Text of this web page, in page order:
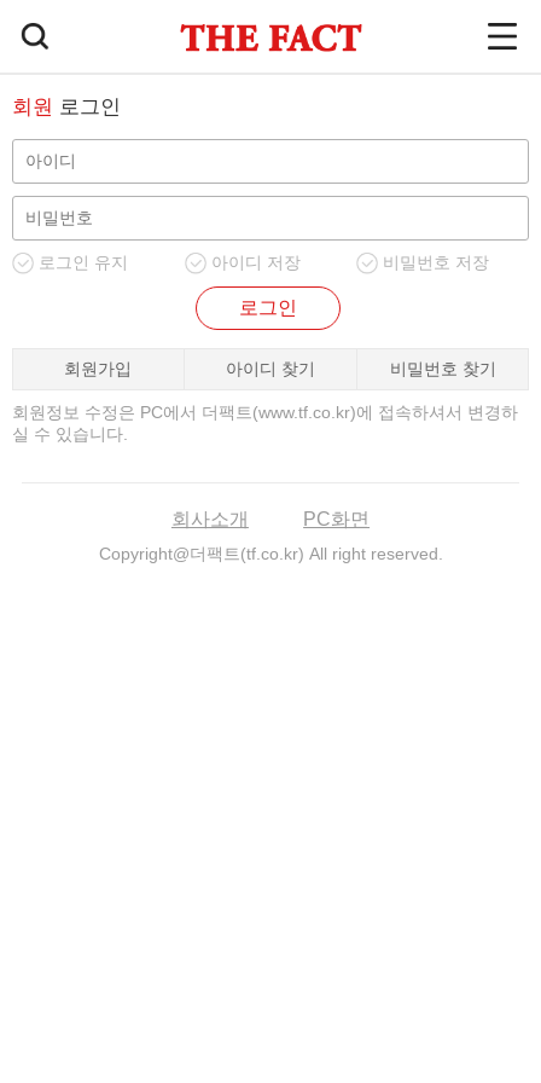
회원 로그인
로그인 유지 아이디 저장 비밀번호 저장
로그인
회원가입 아이디 찾기 비밀번호 찾기
회원정보 수정은 PC에서 더팩트(www.tf.co.kr)에 접속하셔서 변경하
실 수 있습니다.
회사소개 PC화면
Copyright@더팩트(tf.co.kr) All right reserved.